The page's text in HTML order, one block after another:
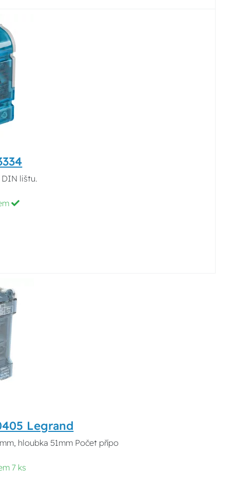
DIN lištu.
Legrand
hloubka 51mm Počet přípo
7 ks